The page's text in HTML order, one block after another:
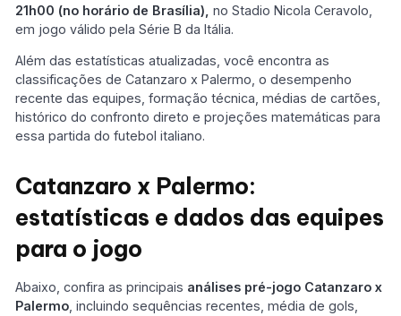
21h00 (no horário de Brasília),no Stadio Nicola Ceravolo,
em jogo válido pela Série B da Itália.
Além das estatísticas atualizadas, você encontra as
classificações de Catanzaro x Palermo, o desempenho
recente das equipes, formação técnica, médias de cartões,
histórico do confronto direto e projeções matemáticas para
essa partida do futebol italiano.
Catanzaro x Palermo:
estatísticas e dados das equipes
para o jogo
Abaixo, confira as principais análises pré-jogo Catanzaro x
Palermo , incluindo sequências recentes, média de gols,